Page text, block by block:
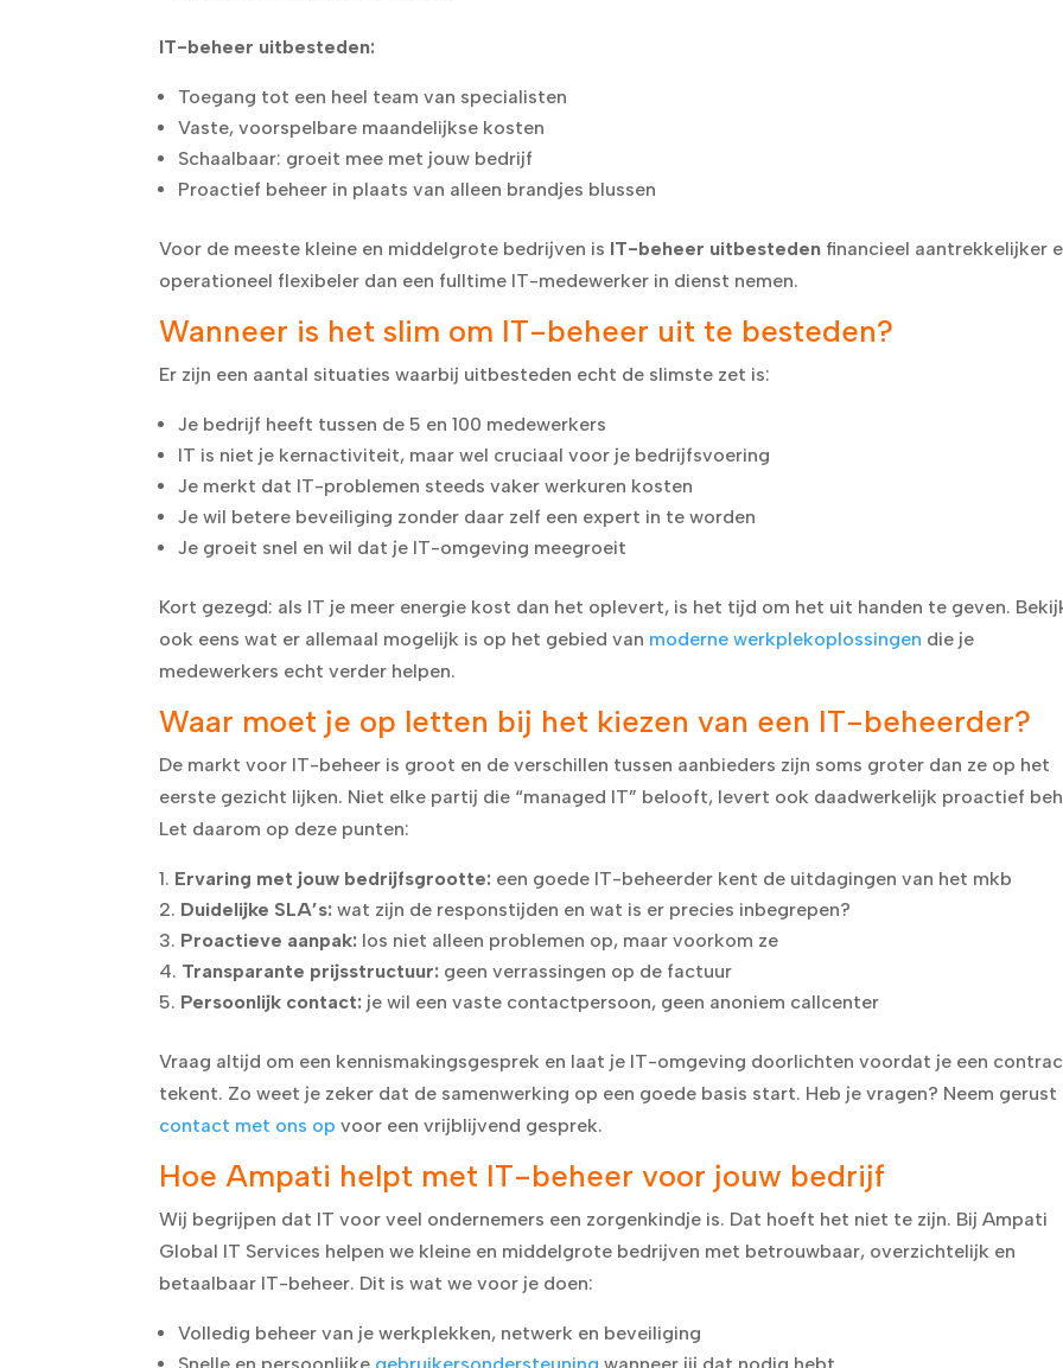
IT-beheer uitbesteden:
Toegang tot een heel team van specialisten
Vaste, voorspelbare maandelijkse kosten
Schaalbaar: groeit mee met jouw bedrijf
Proactief beheer in plaats van alleen brandjes blussen
Voor de meeste kleine en middelgrote bedrijven is IT-beheer uitbesteden financieel aantrekkelijker
operationeel flexibeler dan een fulltime IT-medewerker in dienst nemen.
Wanneer is het slim om IT-beheer uit te besteden?
Er zijn een aantal situaties waarbij uitbesteden echt de slimste zet is:
Je bedrijf heeft tussen de 5 en 100 medewerkers
IT is niet je kernactiviteit, maar wel cruciaal voor je bedrijfsvoering
Je merkt dat IT-problemen steeds vaker werkuren kosten
Je wil betere beveiliging zonder daar zelf een expert in te worden
Je groeit snel en wil dat je IT-omgeving meegroeit
Kort gezegd: als IT je meer energie kost dan het oplevert, is het tijd om het uit handen te geven.
ook eens wat er allemaal mogelijk is op het gebied van moderne werkplekoplossingen die je
medewerkers echt verder helpen.
Waar moet je op letten bij het kiezen van een IT-beheerder?
De markt voor IT-beheer is groot en de verschillen tussen aanbieders zijn soms groter dan ze op het
eerste gezicht lijken. Niet elke partij die “managed IT” belooft, levert ook daadwerkelijk proactief
Let daarom op deze punten:
Ervaring met jouw bedrijfsgrootte: een goede IT-beheerder kent de uitdagingen van het mkb
Duidelijke SLA’s: wat zijn de responstijden en wat is er precies inbegrepen?
Proactieve aanpak: los niet alleen problemen op, maar voorkom ze
Transparante prijsstructuur: geen verrassingen op de factuur
Persoonlijk contact: je wil een vaste contactpersoon, geen anoniem callcenter
Vraag altijd om een kennismakingsgesprek en laat je IT-omgeving doorlichten voordat je een
tekent. Zo weet je zeker dat de samenwerking op een goede basis start. Heb je vragen? Neem gerust
contact met ons op voor een vrijblijvend gesprek.
Hoe Ampati helpt met IT-beheer voor jouw bedrijf
Wij begrijpen dat IT voor veel ondernemers een zorgenkindje is. Dat hoeft het niet te zijn. Bij Ampati
Global IT Services helpen we kleine en middelgrote bedrijven met betrouwbaar, overzichtelijk en
betaalbaar IT-beheer. Dit is wat we voor je doen:
Volledig beheer van je werkplekken, netwerk en beveiliging